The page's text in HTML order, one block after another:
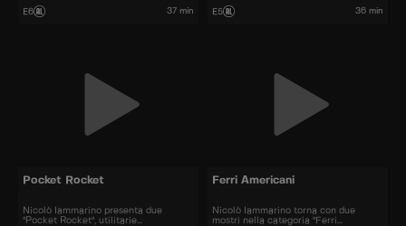
E6 37 min E5 36 min
Pocket Rocket
Nicolò Iammarino presenta due
"Pocket Rocket", utilitarie
Ferri Americani
Nicolò Iammarino torna con due
mostri nella categoria "Ferri